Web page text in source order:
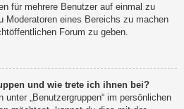
für mehrere Benutzer auf einmal zu
Moderatoren eines Bereichs zu machen
Forum zu geben.
und wie trete ich ihnen bei?
unter „Benutzergruppen“ im persönlichen